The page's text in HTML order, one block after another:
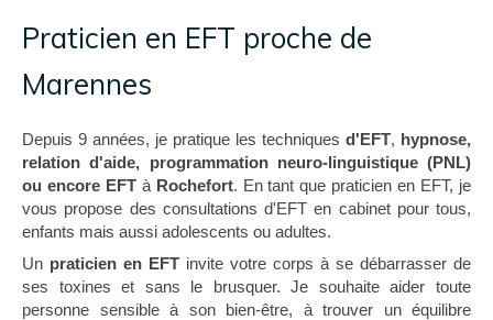
Praticien en EFT proche de
Marennes
Depuis 9 années, je pratique les techniques d'EFT, hypnose,
relation d'aide, programmation neuro-linguistique (PNL)
ou encore EFTà Rochefort. En tant que praticien en EFT, je
vous propose des consultations d'EFT en cabinet pour tous,
enfants mais aussi adolescents ou adultes.
Un praticien en EFT invite votre corps à se débarrasser de
ses toxines et sans le brusquer. Je souhaite aider toute
personne sensible à son bien-être, à trouver un équilibre